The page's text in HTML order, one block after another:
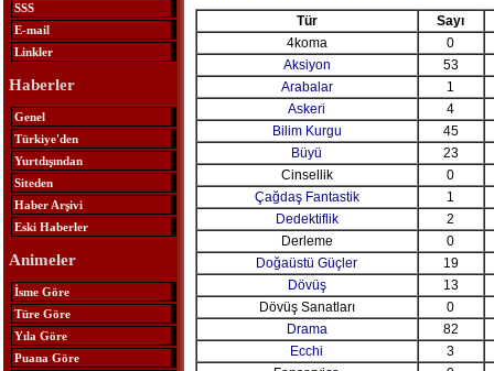
SSS
E-mail
Linkler
Haberler
Genel
Türkiye'den
Yurtdışından
Siteden
Haber Arşivi
Eski Haberler
Animeler
İsme Göre
Türe Göre
Yıla Göre
Puana Göre
Tür
Sayı
4koma
0
Aksiyon
53
Arabalar
1
Askeri
4
Bilim Kurgu
45
Büyü
23
Cinsellik
0
Çağdaş Fantastik
1
Dedektiflik
2
Derleme
0
Doğaüstü Güçler
19
Dövüş
13
Dövüş Sanatları
0
Drama
82
Ecchi
3